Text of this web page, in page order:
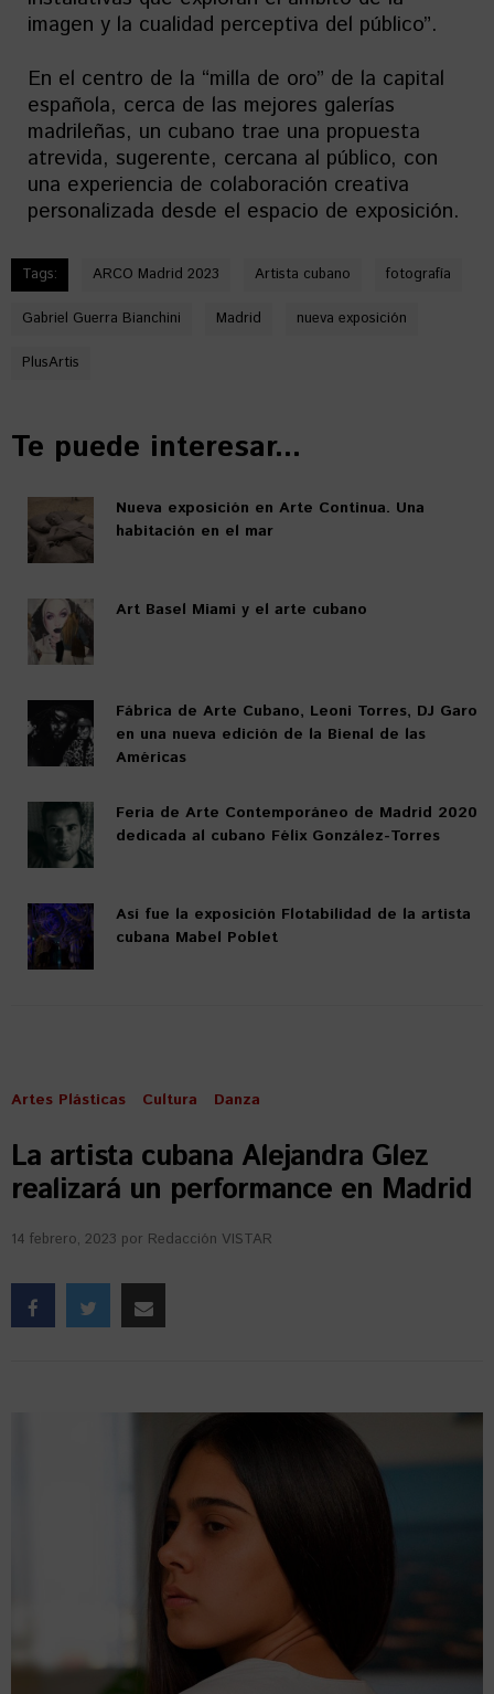
imagen y la cualidad perceptiva del público”.
En el centro de la “milla de oro” de la capital
española, cerca de las mejores galerías
madrileñas, un cubano trae una propuesta
atrevida, sugerente, cercana al público, con
una experiencia de colaboración creativa
personalizada desde el espacio de exposición.
Tags: ARCO Madrid 2023 Artista cubano fotografía
Gabriel Guerra Bianchini Madrid nueva exposición
PlusArtis
Te puede interesar...
Nueva exposición en Arte Continua. Una
habitación en el mar
Art Basel Miami y el arte cubano
Fábrica de Arte Cubano, Leoni Torres, DJ Garo
en una nueva edición de la Bienal de las
Américas
Feria de Arte Contemporáneo de Madrid 2020
dedicada al cubano Félix González-Torres
Así fue la exposición Flotabilidad de la artista
cubana Mabel Poblet
Artes Plásticas Cultura Danza
La artista cubana Alejandra Glez
realizará un performance en Madrid
14 febrero, 2023 por Redacción VISTAR